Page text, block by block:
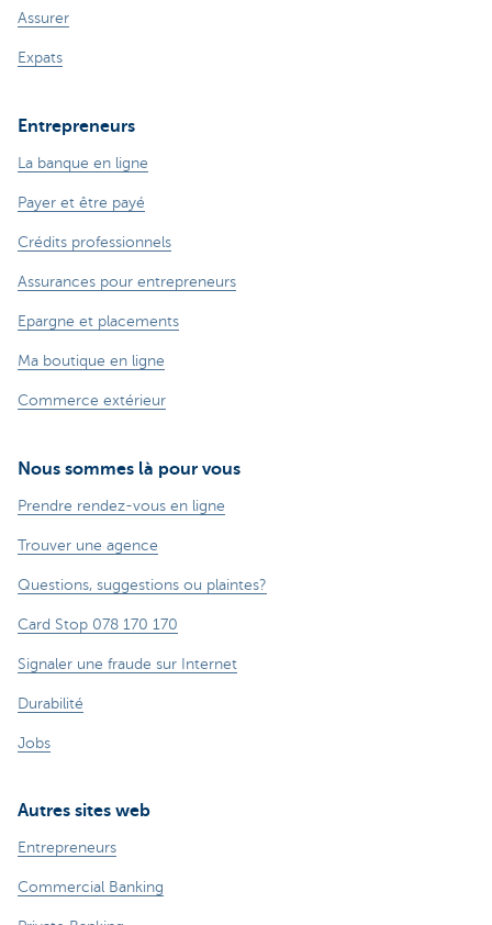
Assurer
Expats
Entrepreneurs
La banque en ligne
Payer et être payé
Crédits professionnels
Assurances pour entrepreneurs
Epargne et placements
Ma boutique en ligne
Commerce extérieur
Nous sommes là pour vous
Prendre rendez-vous en ligne
Trouver une agence
Questions, suggestions ou plaintes?
Card Stop 078 170 170
Signaler une fraude sur Internet
Durabilité
Jobs
Autres sites web
Entrepreneurs
Commercial Banking